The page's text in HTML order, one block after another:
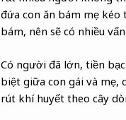
đứa con ăn bám mẹ kéo
bám, nên sẽ có nhiều
Có người đã lớn, tiền
biệt giữa con gái và mẹ,
rút khí huyết theo cây